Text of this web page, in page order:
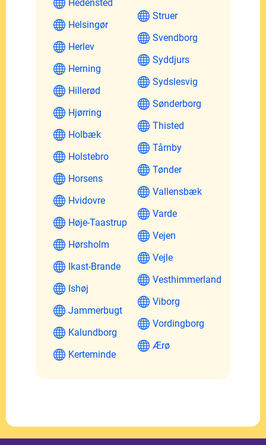
Hedensted
Helsingør
Herlev
Herning
Hillerød
Hjørring
Holbæk
Holstebro
Horsens
Hvidovre
Høje-Taastrup
Hørsholm
Ikast-Brande
Ishøj
Jammerbugt
Kalundborg
Kerteminde
Struer
Svendborg
Syddjurs
Sydslesvig
Sønderborg
Thisted
Tårnby
Tønder
Vallensbæk
Varde
Vejen
Vejle
Vesthimmerland
Viborg
Vordingborg
Ærø